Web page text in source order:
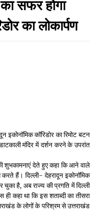
7, 2023
सफर होगा
का लोकार्पण
इकोनॉमिक कॉरिडोर का रिमोट बटन
मंदिर में दर्शन करने के उपरांत
शुभकामनाएं देते हुए कहा कि आने वाले
करते हैं। दिल्ली- देहरादून इकोनॉमिक
चुका है, अब राज्य की प्रगति में दिल्ली
कहा था कि इस शताब्दी का तीसरा
के लोगों के परिश्रम से उत्तराखंड